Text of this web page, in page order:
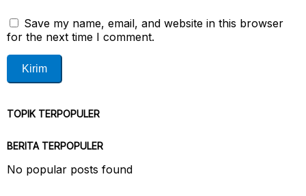
Save my name, email, and website in this browser
for the next time I comment.
TOPIK TERPOPULER
BERITA TERPOPULER
No popular posts found